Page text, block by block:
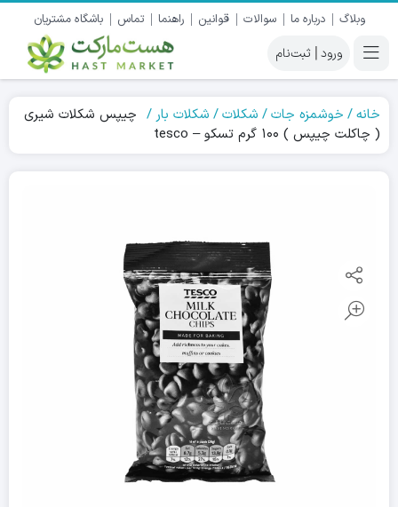
وبلاگ درباره ما سوالات قوانین راهنما تماس باشگاه مشتریان
|
خانه خوشمزه جات شکلات شکلات بار
چیپس شکلات شیری
( چاکلت چیپس ) ۱۰۰ گرم تسکو – tesco